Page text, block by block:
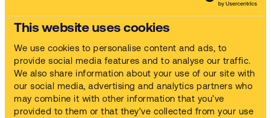
This website uses cookies
We use cookies to personalise content and ads, to
provide social media features and to analyse our traffic.
We also share information about your use of our site with
our social media, advertising and analytics partners who
may combine it with other information that you’ve
provided to them or that they’ve collected from your use
Support des ventes
Marketing
Comptabilité
Ressources Humaines